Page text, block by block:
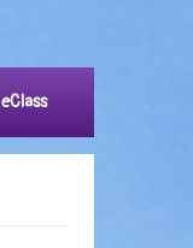
eClass